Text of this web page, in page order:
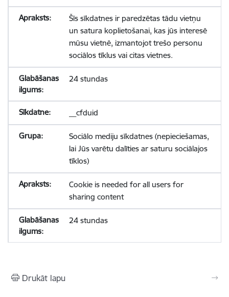
Šīs sīkdatnes ir paredzētas tādu vietņu
un satura koplietošanai, kas jūs interesē
mūsu vietnē, izmantojot trešo personu
sociālos tīklus vai citas vietnes.
24 stundas
__cfduid
Sociālo mediju sīkdatnes (nepieciešamas,
lai Jūs varētu dalīties ar saturu sociālajos
tīklos)
Cookie is needed for all users for
sharing content
24 stundas
Drukāt lapu